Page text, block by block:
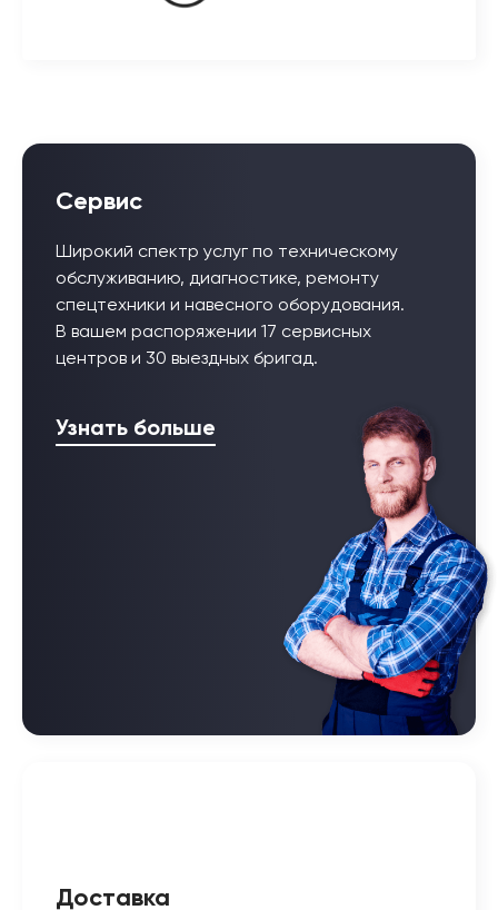
Сервис
Широкий спектр услуг по техническому
обслуживанию, диагностике, ремонту
спецтехники и навесного оборудования.
В вашем распоряжении 17 сервисных
центров и 30 выездных бригад.
Узнать больше
Доставка